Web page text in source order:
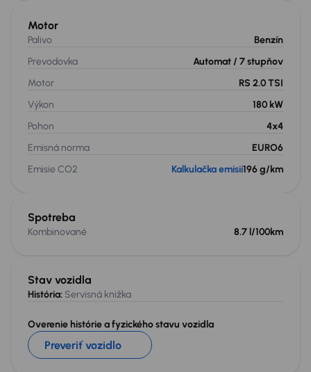
Stav vozidla
História: Servisná knižka
Overenie histórie a fyzického stavu vozidla
Preveriť vozidlo
Motor
Palivo
Benzín
Prevodovka
Automat / 7 stupňov
Motor
RS 2.0 TSI
Výkon
180 kW
Pohon
4x4
Emisná norma
EURO6
Emisie CO2
Kalkulačka emisií196 g/km
Spotreba
Kombinované 8.7 l/100km